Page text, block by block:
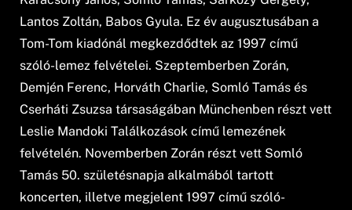
Lantos Zoltán, Babos Gyula. Ez év augusztusában a
Tom-Tom kiadónál megkezdődtek az 1997 című
szóló-lemez felvételei. Szeptemberben Zorán,
Demjén Ferenc, Horváth Charlie, Somló Tamás és
Cserháti Zsuzsa társaságában Münchenben részt vett
Leslie Mandoki Találkozások című lemezének
felvételén. Novemberben Zorán részt vett Somló
Tamás 50. születésnapja alkalmából tartott
koncerten, illetve megjelent 1997 című szóló-